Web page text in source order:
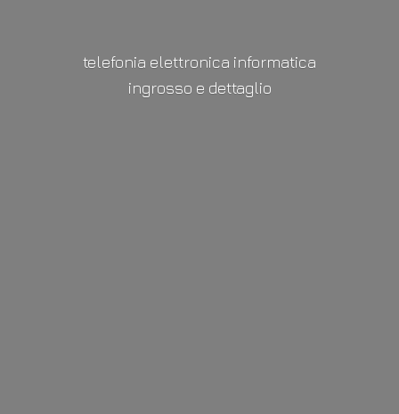
telefonia elettronica informatica
ingrosso e dettaglio